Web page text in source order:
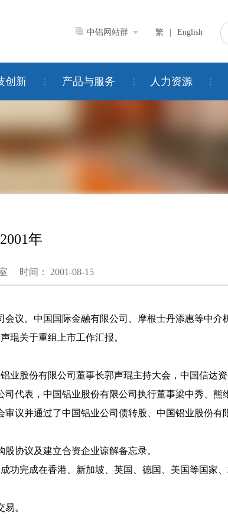
繁 English
中铝网站群
创新 产品与服务 人力资源
2001年
时间： 2001-08-15
议。中国国际金融有限公司、摩根士丹添惠等中介
琨关于重组上市工作汇报。
业股份有限公司董事长郭声琨主持大会，中国信达
代表，中国铝业股份有限公司执行董事梁中秀、熊
议并通过了中国铝业公司债转股、中国铝业股份有
协议及建立合资企业谅解备忘录。
功完成在香港、新加坡、英国、德国、美国等国家
。